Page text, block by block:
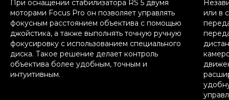
При оснащении стабилизатора RS 5 двумя
моторами Focus Pro он позволяет управлять
фокусным расстоянием объектива с помощью
джойстика, а также выполнять точную ручную
фокусировку с использованием специального
диска. Такое решение делает контроль
объектива более удобным, точным и
интуитивным.
или в